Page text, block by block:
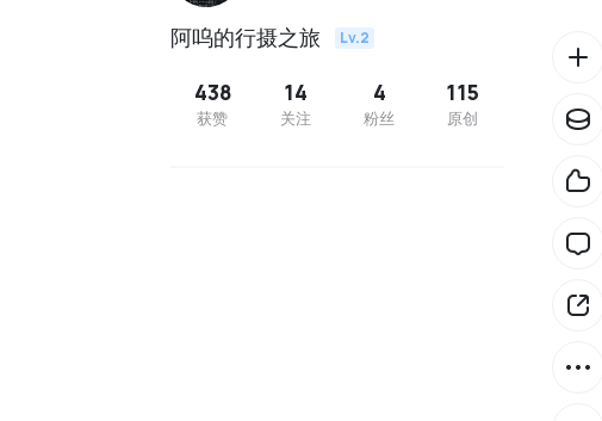
阿呜的行摄之旅 Lv.2
438
获赞
14
关注
4
粉丝
115
原创